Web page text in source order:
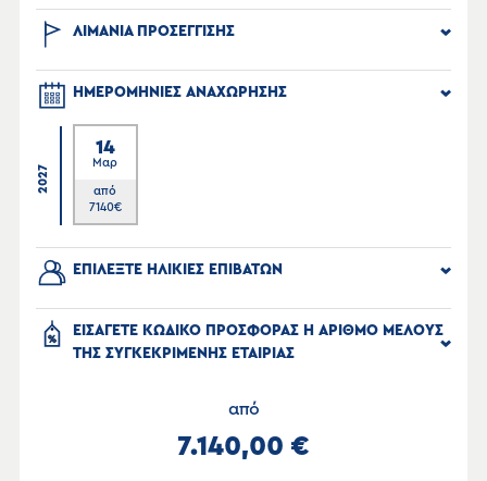
ΛΙΜΑΝΙΑ ΠΡΟΣΕΓΓΙΣΗΣ
ΗΜΕΡΟΜΗΝΙΕΣ ΑΝΑΧΩΡΗΣΗΣ
2027
14
Μαρ
από
7140€
ΕΠΙΛΕΞΤΕ ΗΛΙΚΙΕΣ ΕΠΙΒΑΤΩΝ
ΕΙΣΑΓΕΤΕ ΚΩΔΙΚΟ ΠΡΟΣΦΟΡΑΣ Η ΑΡΙΘΜΟ ΜΕΛΟΥΣ
ΤΗΣ ΣΥΓΚΕΚΡΙΜΕΝΗΣ ΕΤΑΙΡΙΑΣ
από
7.140,00 €